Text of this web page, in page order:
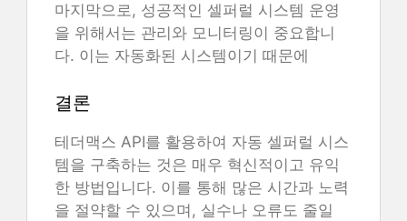
마지막으로, 성공적인 셀퍼럴 시스템 운영
을 위해서는 관리와 모니터링이 중요합니
다. 이는 자동화된 시스템이기 때문에
결론
테더맥스 API를 활용하여 자동 셀퍼럴 시스
템을 구축하는 것은 매우 혁신적이고 유익
한 방법입니다. 이를 통해 많은 시간과 노력
을 절약할 수 있으며, 실수나 오류도 줄일